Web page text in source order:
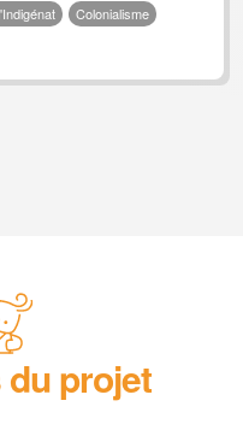
Colonialisme
projet